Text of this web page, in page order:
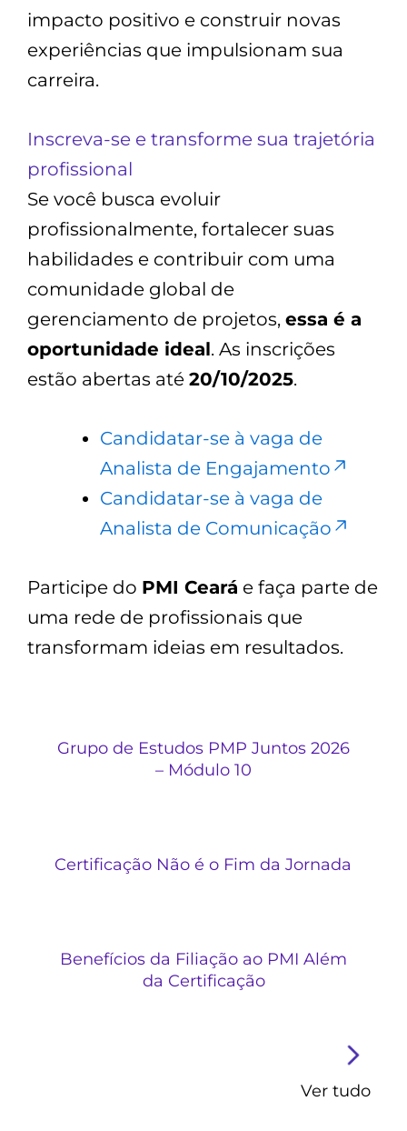
impacto positivo e construir novas
experiências que impulsionam sua
carreira.
Inscreva-se e transforme sua trajetória
profissional
Se você busca evoluir
profissionalmente, fortalecer suas
habilidades e contribuir com uma
comunidade global de
gerenciamento de projetos, essa é a
oportunidade ideal. As inscrições
estão abertas até 20/10/2025.
Candidatar-se à vaga de
Analista de Engajamento
Candidatar-se à vaga de
Analista de Comunicação
Participe do PMI Ceará e faça parte de
uma rede de profissionais que
transformam ideias em resultados.
Grupo de Estudos PMP Juntos 2026
– Módulo 10
Certificação Não é o Fim da Jornada
Benefícios da Filiação ao PMI Além
da Certificação
Ver tudo